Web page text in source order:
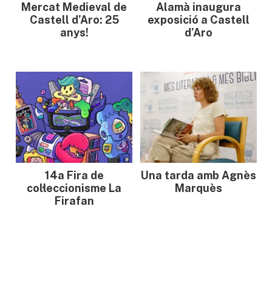
Mercat Medieval de
Castell d’Aro: 25
anys!
Alamà inaugura
exposició a Castell
d’Aro
14a Fira de
col·leccionisme La
Firafan
Una tarda amb Agnès
Marquès